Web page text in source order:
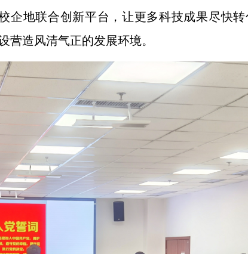
地联合创新平台，让更多科技成果尽快
营造风清气正的发展环境。